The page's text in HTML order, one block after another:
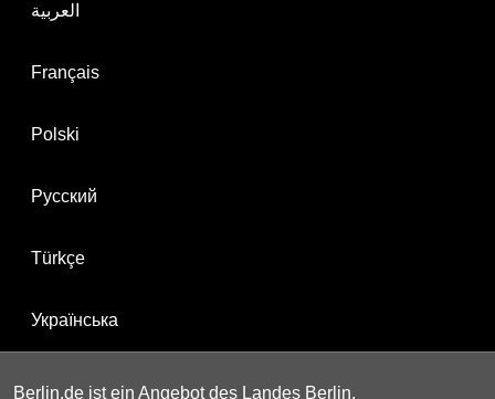
العربية
Français
Polski
Русский
Türkçe
Українська
Berlin.de ist ein Angebot des Landes Berlin.